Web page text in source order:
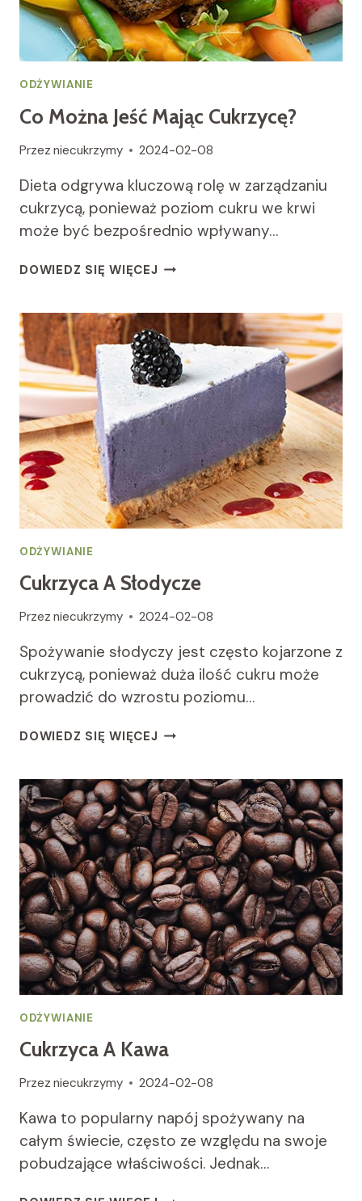
ODŻYWIANIE
Co Można Jeść Mając Cukrzycę?
Przez niecukrzymy 2024-02-08
Dieta odgrywa kluczową rolę w zarządzaniu
cukrzycą, ponieważ poziom cukru we krwi
może być bezpośrednio wpływany…
DOWIEDZ SIĘ WIĘCEJ CO
MAJĄC
CUKRZYCĘ?
ODŻYWIANIE
Cukrzyca A Słodycze
Przez niecukrzymy 2024-02-08
Spożywanie słodyczy jest często kojarzone z
cukrzycą, ponieważ duża ilość cukru może
prowadzić do wzrostu poziomu…
DOWIEDZ SIĘ WIĘCEJ CUKRZYCA
ODŻYWIANIE
Cukrzyca A Kawa
Przez niecukrzymy 2024-02-08
Kawa to popularny napój spożywany na
całym świecie, często ze względu na swoje
pobudzające właściwości. Jednak…